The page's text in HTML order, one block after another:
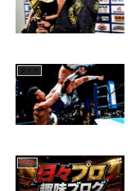
タイチ
AEW